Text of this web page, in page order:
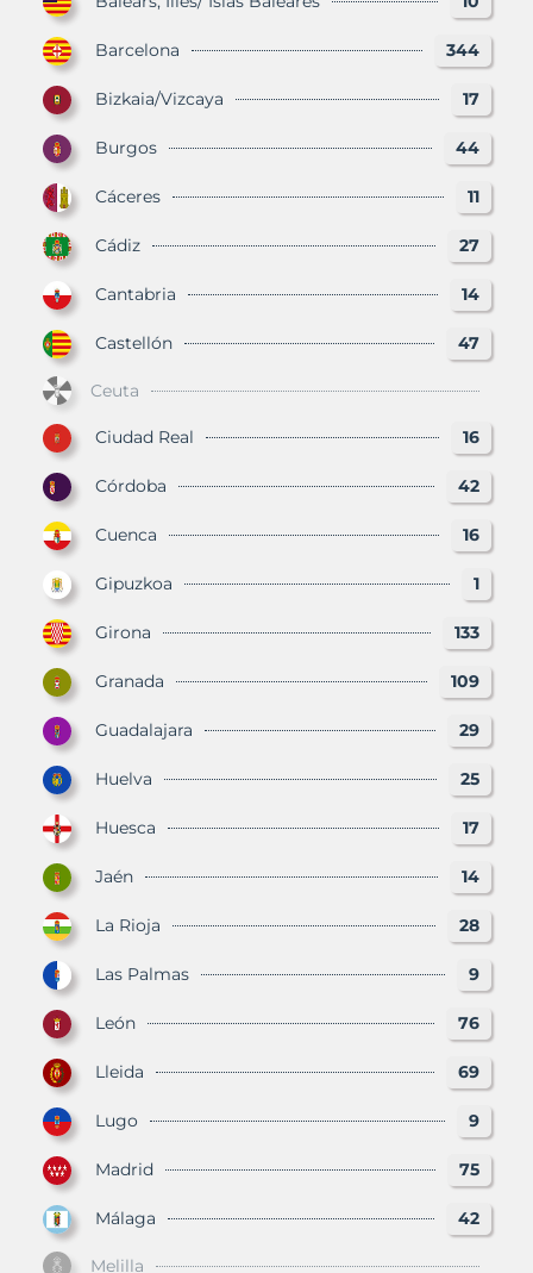
Barcelona 344
Bizkaia/Vizcaya 17
Burgos 44
Cáceres 11
Cádiz 27
Cantabria 14
Castellón 47
Ceuta
Ciudad Real 16
Córdoba 42
Cuenca 16
Gipuzkoa 1
Girona 133
Granada 109
Guadalajara 29
Huelva 25
Huesca 17
Jaén 14
La Rioja 28
Las Palmas 9
León 76
Lleida 69
Lugo 9
Madrid 75
Málaga 42
Melilla